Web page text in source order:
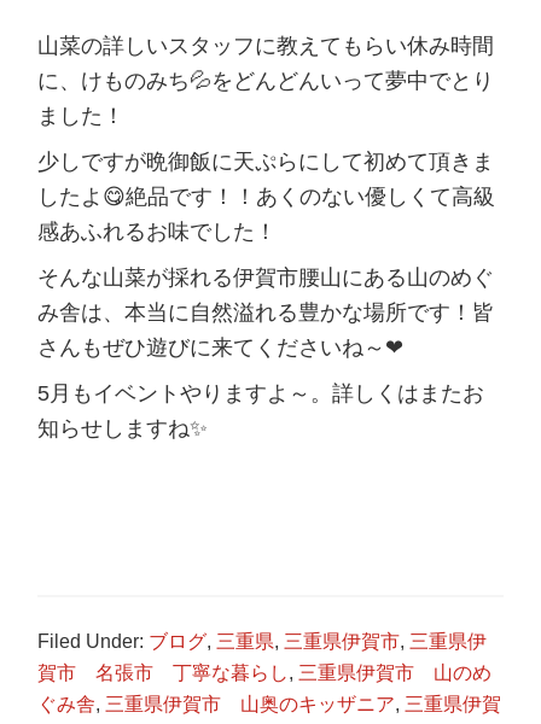
山菜の詳しいスタッフに教えてもらい休み時間
に、けものみち💦をどんどんいって夢中でとり
ました！
少しですが晩御飯に天ぷらにして初めて頂きま
したよ😋絶品です！！あくのない優しくて高級
感あふれるお味でした！
そんな山菜が採れる伊賀市腰山にある山のめぐ
み舎は、本当に自然溢れる豊かな場所です！皆
さんもぜひ遊びに来てくださいね～❤
5月もイベントやりますよ～。詳しくはまたお
知らせしますね✨
Filed Under: ブログ, 三重県, 三重県伊賀市, 三重県伊
賀市 名張市 丁寧な暮らし, 三重県伊賀市 山のめ
ぐみ舎, 三重県伊賀市 山奥のキッザニア, 三重県伊賀